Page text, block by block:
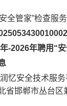
全管家”检查服
-2026年聘用“
忆安全技术服务
省邯郸市丛台